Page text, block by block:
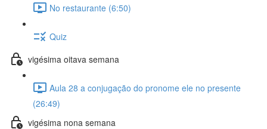
No restaurante (6:50)
Quiz
vigésima oitava semana
Aula 28 a conjugação do pronome ele no presente
(26:49)
vigésima nona semana